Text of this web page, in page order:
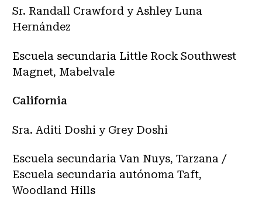
Sr. Randall Crawford y Ashley Luna
Hernández
Escuela secundaria Little Rock Southwest
Magnet, Mabelvale
California
Sra. Aditi Doshi y Grey Doshi
Escuela secundaria Van Nuys, Tarzana /
Escuela secundaria autónoma Taft,
Woodland Hills